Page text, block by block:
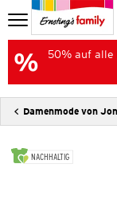
50% auf
Damenmode von
NACHHALTIG